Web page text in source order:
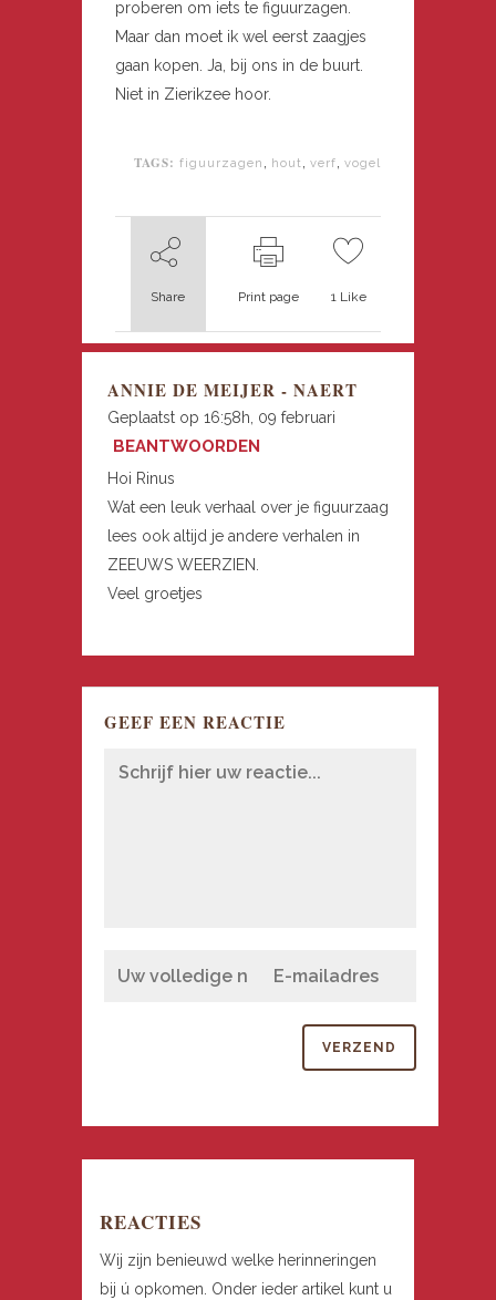
proberen om iets te figuurzagen.
Maar dan moet ik wel eerst zaagjes
gaan kopen. Ja, bij ons in de buurt.
Niet in Zierikzee hoor.
TAGS: figuurzagen hout verf vogel
Share Print page 1 Like
ANNIE DE MEIJER - NAERT
Geplaatst op 16:58h, 09 februari
BEANTWOORDEN
Hoi Rinus
Wat een leuk verhaal over je figuurzaag
lees ook altijd je andere verhalen in
ZEEUWS WEERZIEN.
Veel groetjes
GEEF EEN REACTIE
REACTIES
Wij zijn benieuwd welke herinneringen
bij ú opkomen. Onder ieder artikel kunt u